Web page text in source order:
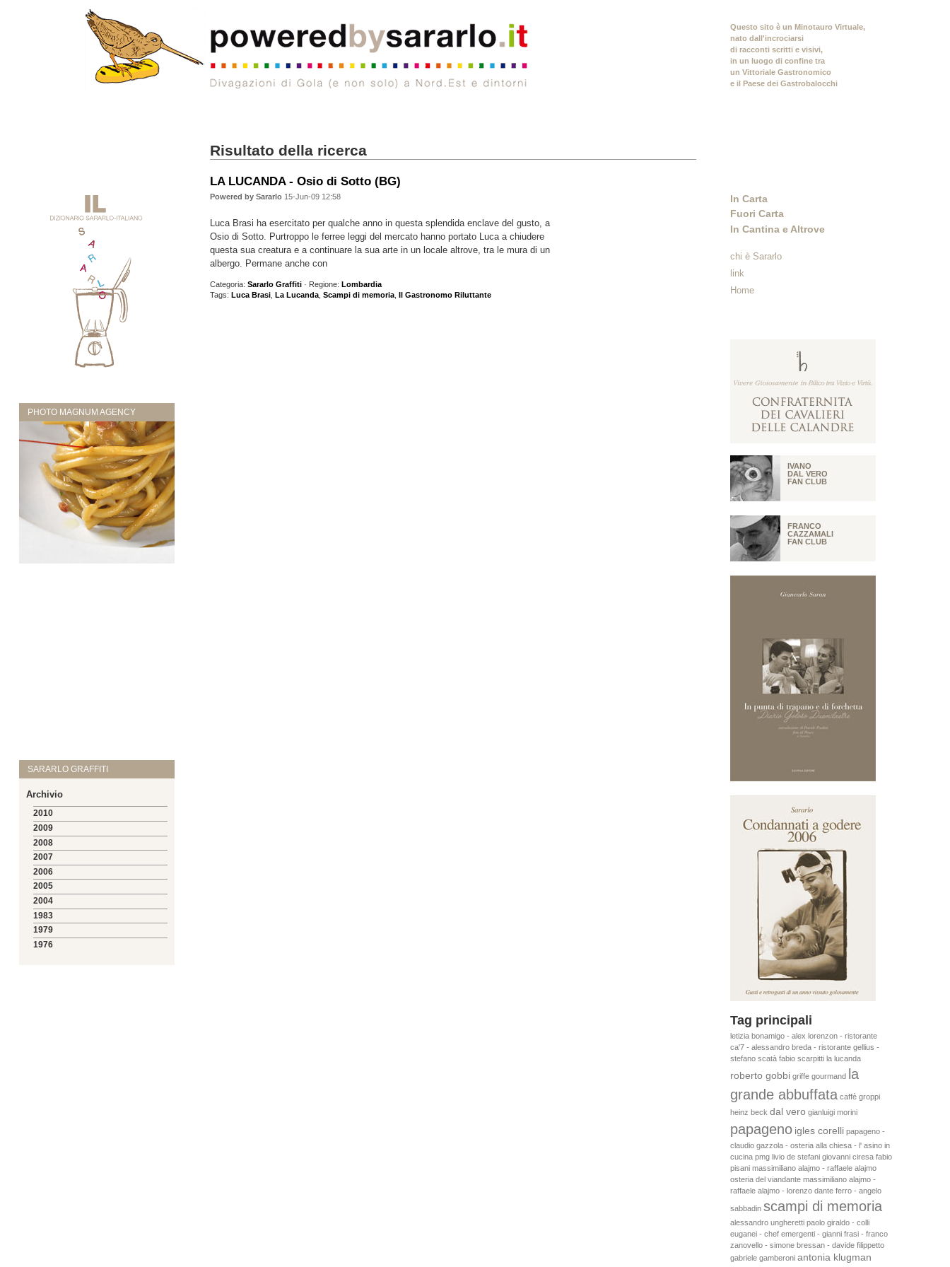
PHOTO MAGNUM AGENCY
SARARLO GRAFFITI
Archivio
2010
2009
2008
2007
2006
2005
2004
1983
1979
1976
Risultato della ricerca
LA LUCANDA - Osio di Sotto (BG)
Powered by Sararlo15-Jun-09 12:58
Luca Brasi ha esercitato per qualche anno in questa splendida enclave del gusto, a
Osio di Sotto. Purtroppo le ferree leggi del mercato hanno portato Luca a chiudere
questa sua creatura e a continuare la sua arte in un locale altrove, tra le mura di un
albergo. Permane anche con
Categoria: Sararlo Graffiti· Regione: Lombardia
Tags: Luca Brasi, La Lucanda, Scampi di memoria, Il Gastronomo Riluttante
Questo sito è un Minotauro Virtuale,
nato dall'incrociarsi
di racconti scritti e visivi,
in un luogo di confine tra
un Vittoriale Gastronomico
e il Paese dei Gastrobalocchi
In Carta
Fuori Carta
In Cantina e Altrove
chi è Sararlo
link
Home
IVANO
DAL VERO
FAN CLUB
FRANCO
CAZZAMALI
FAN CLUB
Tag principali
letizia bonamigo - alex lorenzon - ristorante
ca'7 - alessandro breda - ristorante gellius -
stefano scatà fabio scarpitti la lucanda
roberto gobbi griffe gourmand
la
grande abbuffata caffè groppi
heinz beck dal vero gianluigi morini
papageno igles corelli papageno -
claudio gazzola - osteria alla chiesa - l' asino in
cucina pmg livio de stefani giovanni ciresa fabio
pisani massimiliano alajmo - raffaele alajmo
osteria del viandante massimiliano alajmo -
raffaele alajmo - lorenzo dante ferro - angelo
sabbadin scampi di memoria
alessandro ungheretti paolo giraldo - colli
euganei - chef emergenti - gianni frasi - franco
zanovello - simone bressan - davide filippetto
gabriele gamberoni antonia klugman